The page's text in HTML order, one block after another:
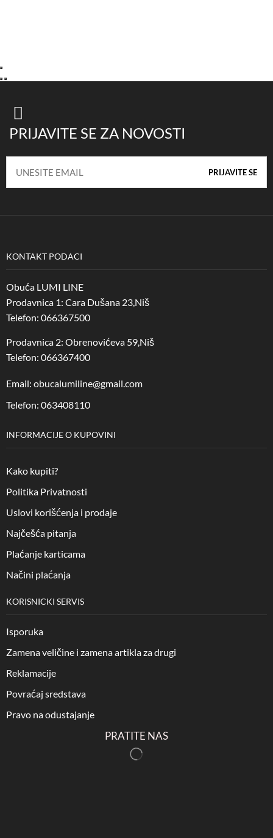
PRIJAVITE SE ZA NOVOSTI
KONTAKT PODACI
Obuća LUMI LINE
Prodavnica 1: Cara Dušana 23,Niš
Telefon: 066367500
Prodavnica 2: Obrenovićeva 59,Niš
Telefon: 066367400
Email: obucalumiline@gmail.com
Telefon: 063408110
INFORMACIJE O KUPOVINI
Kako kupiti?
Politika Privatnosti
Uslovi korišćenja i prodaje
Najčešća pitanja
Plaćanje karticama
Načini plaćanja
KORISNICKI SERVIS
Isporuka
Zamena veličine i zamena artikla za drugi
Reklamacije
Povraćaj sredstava
Pravo na odustajanje
PRATITE NAS